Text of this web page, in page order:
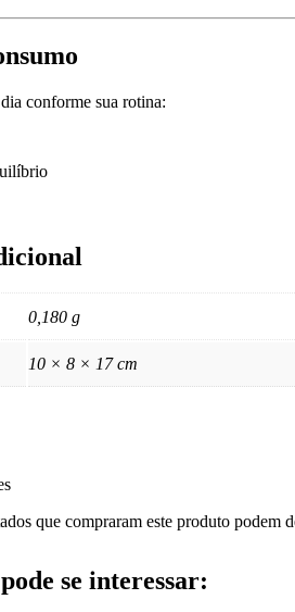
conforme sua rotina:
0,180 g
10 × 8 × 17 cm
que compraram este produto podem
se interessar: